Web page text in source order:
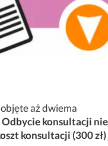
aż dwiema
Odbycie konsultacji nie
konsultacji (300